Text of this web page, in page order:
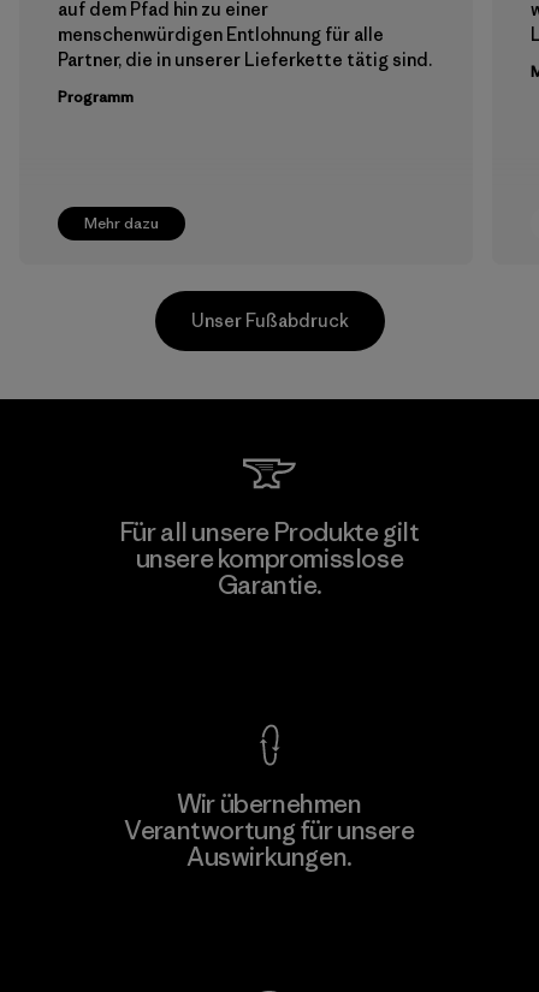
Mehr dazu
auf dem Pfad hin zu einer
menschenwürdigen Entlohnung für alle
Partner, die in unserer Lieferkette tätig sind.
Programm
Mehr dazu
Ceylon Knit Trend (Pvt) Ltd. -
Eheliyagoda
Unser Fußabdruck
Für all unsere Produkte gilt
unsere kompromisslose
Garantie.
Wir übernehmen
Verantwortung für unsere
Auswirkungen.